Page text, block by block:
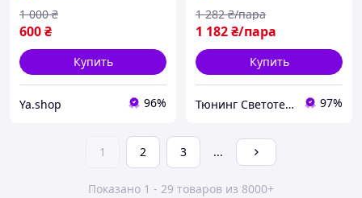
600₴
1 000 ₴
Купить
Ya.shop 96%
1 182₴/пара
1 282 ₴/пара
Купить
Тюнинг Светотехника Интернет-Магазин 97%
1 2 3 ...
Показано 1 - 29 товаров из 8000+